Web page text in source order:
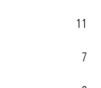
11
7